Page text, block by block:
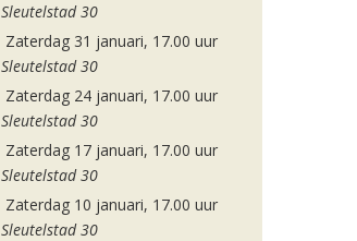
Sleutelstad 30
Zaterdag 31 januari, 17.00 uur
Sleutelstad 30
Zaterdag 24 januari, 17.00 uur
Sleutelstad 30
Zaterdag 17 januari, 17.00 uur
Sleutelstad 30
Zaterdag 10 januari, 17.00 uur
Sleutelstad 30